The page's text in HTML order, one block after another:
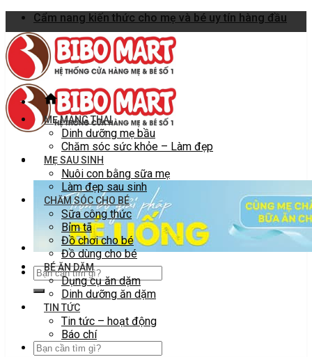
Skip
to
content
Cẩm nang kiến thức cho mẹ và bé uy tín hàng đầu
MẸ MANG THAI
Dinh dưỡng mẹ bầu
Chăm sóc sức khỏe – Làm đẹp
MẸ SAU SINH
Nuôi con bằng sữa mẹ
Làm đẹp sau sinh
CHĂM SÓC CHO BÉ
Sữa công thức
Bỉm tã
Đồ chơi cho bé
Đồ dùng cho bé
BÉ ĂN DẶM
Dụng cụ ăn dặm
Dinh dưỡng ăn dặm
TIN TỨC
Tin tức – hoạt động
Báo chí